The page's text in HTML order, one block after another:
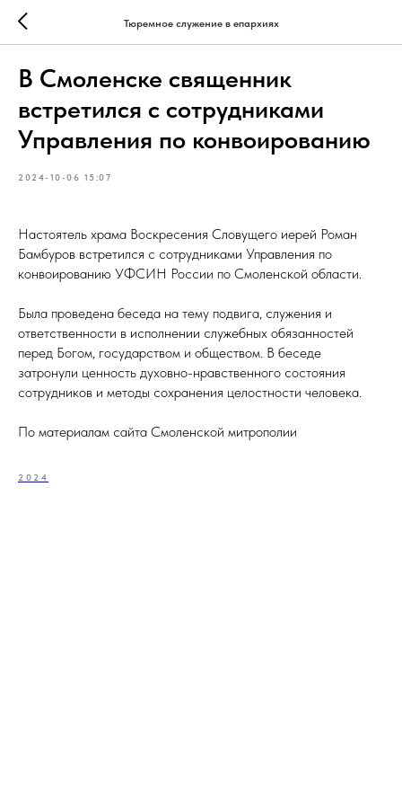
Тюремное служение в епархиях
В Смоленске священник
встретился с сотрудниками
Управления по конвоированию
2024-10-06 15:07
Настоятель храма Воскресения Словущего иерей Роман
Бамбуров встретился с сотрудниками Управления по
конвоированию УФСИН России по Смоленской области.
Была проведена беседа на тему подвига, служения и
ответственности в исполнении служебных обязанностей
перед Богом, государством и обществом. В беседе
затронули ценность духовно-нравственного состояния
сотрудников и методы сохранения целостности человека.
По материалам сайта Смоленской митрополии
2024